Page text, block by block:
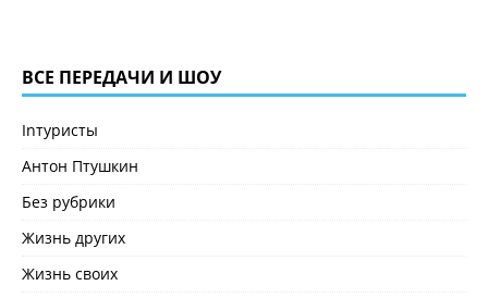
ВСЕ ПЕРЕДАЧИ И ШОУ
Inтуристы
Антон Птушкин
Без рубрики
Жизнь других
Жизнь своих